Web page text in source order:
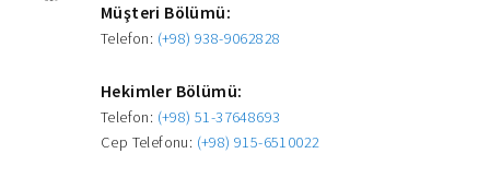
Müşteri Bölümü:
Telefon: (+98) 938-9062828
Hekimler Bölümü:
Telefon: (+98) 51-37648693
Cep Telefonu: (+98) 915-6510022